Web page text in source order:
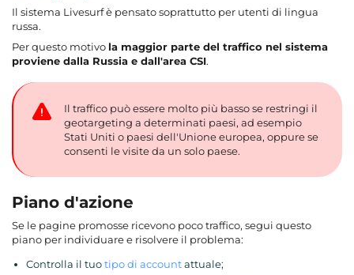
Il sistema Livesurf è pensato soprattutto per utenti di lingua
russa.
Per questo motivo la maggior parte del traffico nel sistema
proviene dalla Russia e dall'area CSI.
Il traffico può essere molto più basso se restringi il
geotargeting a determinati paesi, ad esempio
Stati Uniti o paesi dell'Unione europea, oppure se
consenti le visite da un solo paese.
Piano d'azione
Se le pagine promosse ricevono poco traffico, segui questo
piano per individuare e risolvere il problema:
Controlla il tuotipo di accountattuale;